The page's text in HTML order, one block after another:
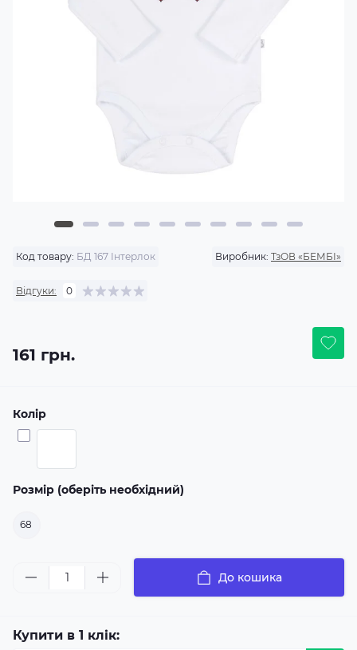
Код товару: БД 167 Інтерлок Виробник: ТзОВ «БЕМБІ»
Відгуки: 0
161 грн.
Колір
Розмір (оберіть необхідний)
68
До кошика
Купити в 1 клік: